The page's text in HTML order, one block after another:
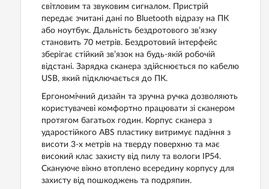
світловим та звуковим сигналом. Пристрій
передає зчитані дані по Bluetooth відразу на ПК
або ноутбук. Дальність бездротового зв’язку
становить 70 метрів. Бездротовий інтерфейс
зберігає стійкий зв’язок на будь-якій робочій
відстані. Зарядка сканера здійснюється по кабелю
USB, який підключається до ПК.
Ергономічний дизайн та зручна ручка дозволяють
користувачеві комфортно працювати зі сканером
протягом багатьох годин. Корпус сканера з
ударостійкого ABS пластику витримує падіння з
висоти 3-х метрів на тверду поверхню та має
високий клас захисту від пилу та вологи IP54.
Скануюче вікно втоплено всередину корпусу для
захисту від пошкоджень та подряпин.